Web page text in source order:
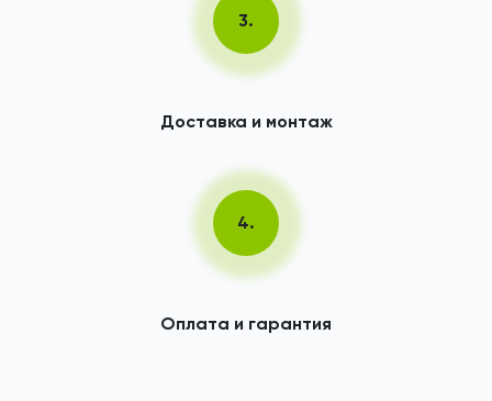
3.
Доставка и монтаж
4.
Оплата и гарантия